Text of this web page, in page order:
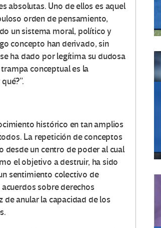
absolutas. Uno de ellos es aquel
orden de pensamiento,
un sistema moral, político y
concepto han derivado, sin
ha dado por legítima su dudosa
conceptual es la
histórico en tan amplios
La repetición de conceptos
un centro de poder al cual
el objetivo a destruir, ha sido
sentimiento colectivo de
sobre derechos
anular la capacidad de los